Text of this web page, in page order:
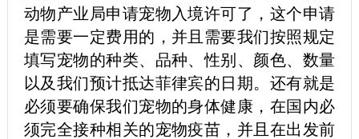
动物产业局申请宠物入境许可了，这个申请
是需要一定费用的，并且需要我们按照规定
填写宠物的种类、品种、性别、颜色、数量
以及我们预计抵达菲律宾的日期。还有就是
必须要确保我们宠物的身体健康，在国内必
须完全接种相关的宠物疫苗，并且在出发前